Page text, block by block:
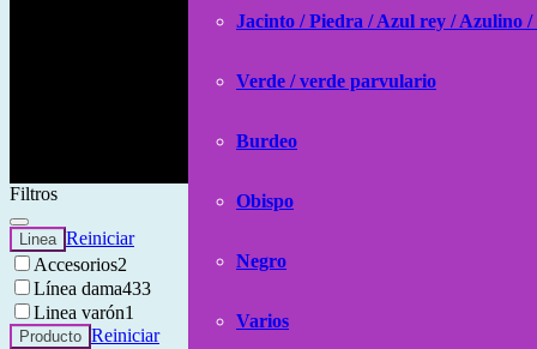
Jacinto / Piedra / Azul rey / Azulino /
Verde / verde parvulario
Burdeo
Obispo
Negro
Varios
Filtros
Linea Reiniciar
Accesorios2
Línea dama433
Linea varón1
Producto Reiniciar